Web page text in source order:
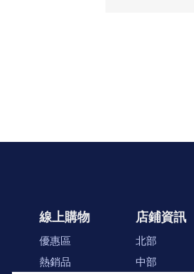
線上購物
優惠區
熱銷品
店鋪資訊
北部
中部